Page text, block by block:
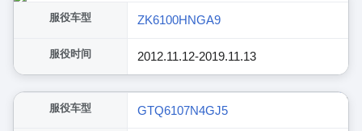
服役车型 ZK6100HNGA9
服役时间 2012.11.12-2019.11.13
服役车型 GTQ6107N4GJ5
展开